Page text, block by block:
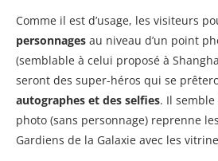
Comme il est d’usage, les visiteurs
personnages au niveau d’un point
(semblable à celui proposé à
seront des super-héros qui se
autographes et des selfies. Il
photo (sans personnage) reprenne
Gardiens de la Galaxie avec les